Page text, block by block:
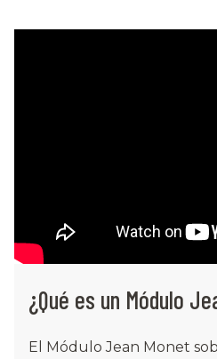
¿Qué es un Módulo
El Módulo Jean Monet